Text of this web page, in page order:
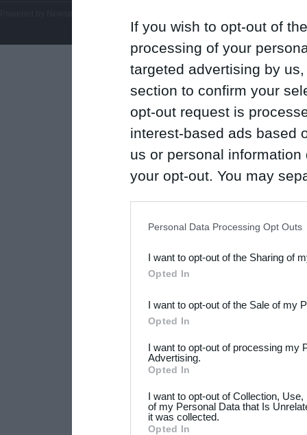
If you wish to opt-out of
processing of your
targeted advertising by
section to confirm your
opt-out request is
interest-based ads based
us or personal
your opt-out. You may
Downstream Participants
third parties.
Please note that this
not limited to your visit or
your data for below
consent section.
Personal Data Processing Opt Outs
I want to opt-out of the Sharing of
Opted In
I want to opt-out of the Sale of my
Opted In
I want to opt-out of processing my
Advertising.
Opted In
I want to opt-out of Collection,
of my Personal Data that Is
it was collected.
Opted In